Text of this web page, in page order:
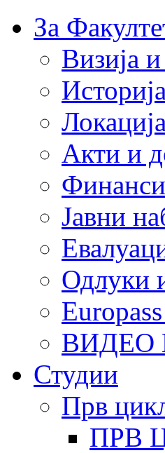
За
Визија
Акти и
Јавни
Одлуки
ВИДЕО
Студии
Прв
ПРВ